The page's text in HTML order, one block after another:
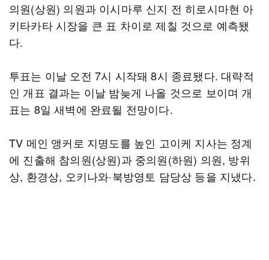
의원(상원) 의원과 이시마루 신지 전 히로시마현 아
키타카타 시장을 큰 표 차이로 제칠 것으로 예측됐
다.
투표는 이날 오전 7시 시작돼 8시 종료됐다. 대략적
인 개표 결과는 이날 밤늦게 나올 것으로 보이며 개
표는 8일 새벽에 완료될 전망이다.
TV 메인 앵커로 지명도를 높인 고이케 지사는 정계
에 진출해 참의원(상원)과 중의원(하원) 의원, 방위
상, 환경상, 오키나와·북방영토 담당상 등을 지냈다.